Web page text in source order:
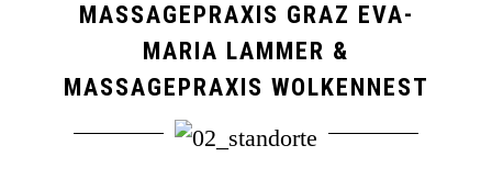
MASSAGEPRAXIS GRAZ EVA-
MARIA LAMMER &
MASSAGEPRAXIS WOLKENNEST